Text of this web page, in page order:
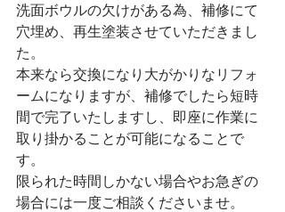
洗面ボウルの欠けがある為、補修にて
穴埋め、再生塗装させていただきまし
た。
本来なら交換になり大がかりなリフォ
ームになりますが、補修でしたら短時
間で完了いたしますし、即座に作業に
取り掛かることが可能になることで
す。
限られた時間しかない場合やお急ぎの
場合には一度ご相談くださいませ。